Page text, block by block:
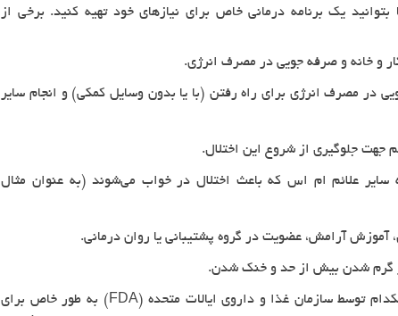
یک برنامه درمانی خاص برای نیازهای خود تهیه کنید. برخی از
و خانه و صرفه جویی در مصرف انرژی.
در مصرف انرژی برای راه رفتن (با یا بدون وسایل کمکی) و انجام سایر
جهت جلوگیری از شروع این اختلال.
علائم ام اس که باعث اختلال در خواب می‌شوند (به عنوان مثال
آموزش آرامش، عضویت در گروه پشتیبانی یا روان درمانی.
از گرم شدن بیش از حد و خنک شدن.
از داروها می‌توان استفاده کرد اگرچه هیچکدام توسط سازمان غذا و داروی ایالات متحده (FDA) به طور خاص برای